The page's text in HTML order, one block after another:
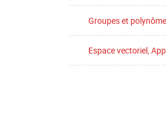
Groupes et
Espace vectoriel,